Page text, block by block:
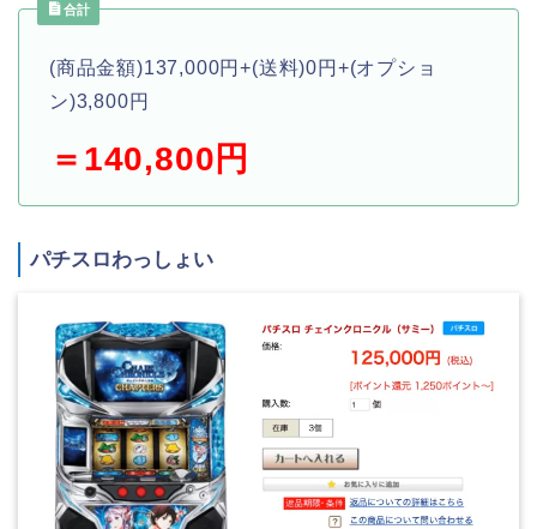
合計
(商品金額)137,000円+(送料)0円+(オプショ
ン)3,800円
＝140,800円
パチスロわっしょい